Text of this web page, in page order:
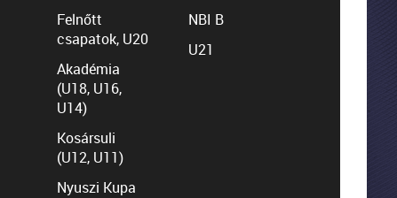
Felnőtt
csapatok, U20
Akadémia
(U18, U16,
U14)
Kosársuli
(U12, U11)
Nyuszi Kupa
NBI B
U21